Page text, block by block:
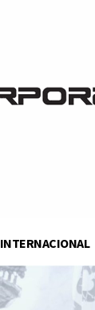
INTERNACIONAL